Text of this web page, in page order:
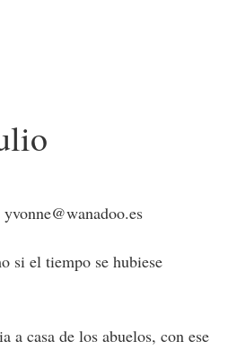
si el tiempo se hubiese
a casa de los abuelos, con ese